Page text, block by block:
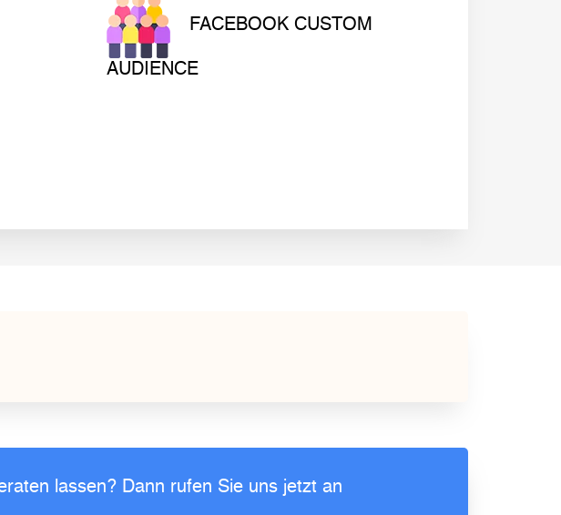
FACEBOOK CUSTOM
AUDIENCE
lassen? Dann rufen Sie uns jetzt an